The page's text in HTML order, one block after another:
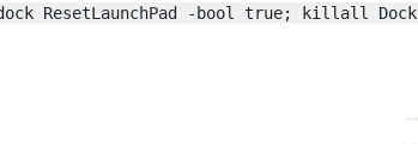
ResetLaunchPad -bool true; killall Dock